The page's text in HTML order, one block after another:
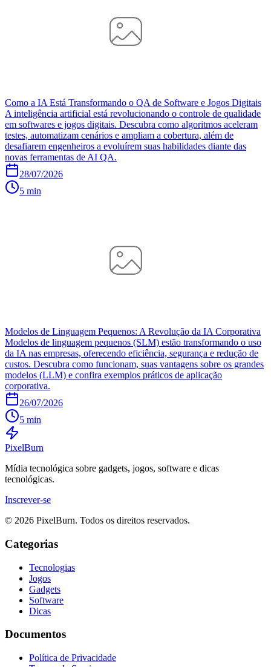
Como a IA Está Transformando o QA de Software e Jogos Digitais
A inteligência artificial está revolucionando o controle de qualidade
em softwares e jogos digitais. Descubra como algoritmos aceleram
testes, automatizam cenários e ampliam a cobertura, além de
desafiarem engenheiros a evoluírem suas habilidades diante das
novas ferramentas de AI QA.
28/07/2026
5 min
Modelos de Linguagem Pequenos: A Revolução da IA Corporativa
Modelos de linguagem pequenos (SLM) estão transformando o uso
da IA nas empresas, oferecendo eficiência, segurança e redução de
custos. Descubra como funcionam, suas vantagens sobre os grandes
modelos (LLM) e confira exemplos práticos de aplicação
corporativa.
26/07/2026
5 min
PixelBurn
Mídia tecnológica sobre gadgets, jogos, software e dicas
tecnológicas.
Inscrever-se
© 2026 PixelBurn. Todos os direitos reservados.
Categorias
Tecnologias
Jogos
Gadgets
Software
Dicas
Documentos
Política de Privacidade